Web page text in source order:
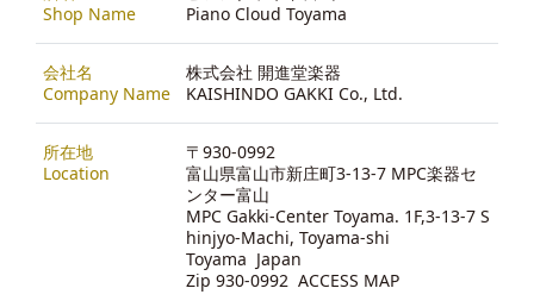
Shop Name
Piano Cloud Toyama
会社名
Company Name
株式会社 開進堂楽器
KAISHINDO GAKKI Co., Ltd.
所在地
Location
〒930-0992
富山県富山市新庄町3-13-7 MPC楽器セ
ンター富山
MPC Gakki-Center Toyama. 1F,3-13-7 S
hinjyo-Machi, Toyama-shi
Toyama Japan
Zip 930-0992 ACCESS MAP